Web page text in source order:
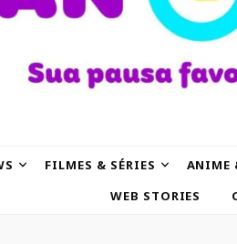
FILMES & SÉRIES ANIME
WEB STORIES